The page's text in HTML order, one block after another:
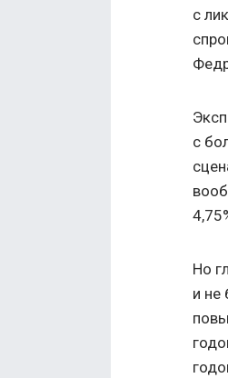
с
с
Но
и не